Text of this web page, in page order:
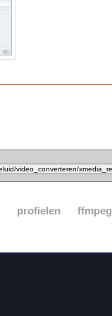
profielen ffmpeg